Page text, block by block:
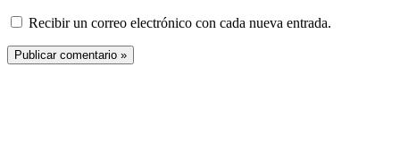
Recibir un correo electrónico con cada nueva entrada.